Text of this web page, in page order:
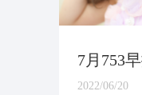
7月753
2022/06/20